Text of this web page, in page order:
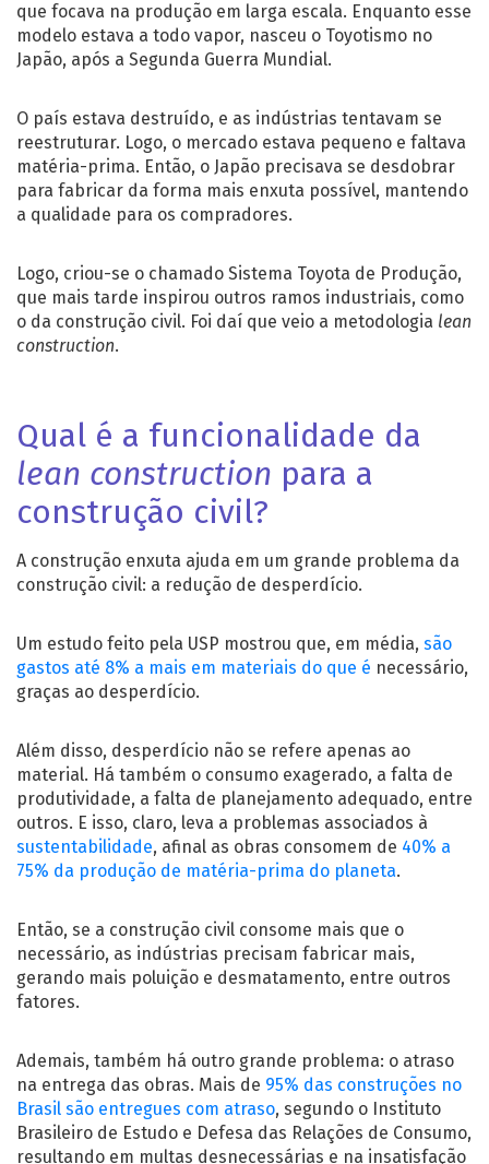
que focava na produção em larga escala. Enquanto esse
modelo estava a todo vapor, nasceu o Toyotismo no
Japão, após a Segunda Guerra Mundial.
O país estava destruído, e as indústrias tentavam se
reestruturar. Logo, o mercado estava pequeno e faltava
matéria-prima. Então, o Japão precisava se desdobrar
para fabricar da forma mais enxuta possível, mantendo
a qualidade para os compradores.
Logo, criou-se o chamado Sistema Toyota de Produção,
que mais tarde inspirou outros ramos industriais, como
o da construção civil. Foi daí que veio a metodologia lean
construction.
Qual é a funcionalidade da
lean construction para a
construção civil?
A construção enxuta ajuda em um grande problema da
construção civil: a redução de desperdício.
Um estudo feito pela USP mostrou que, em média, são
gastos até 8% a mais em materiais do que é necessário,
graças ao desperdício.
Além disso, desperdício não se refere apenas ao
material. Há também o consumo exagerado, a falta de
produtividade, a falta de planejamento adequado, entre
outros. E isso, claro, leva a problemas associados à
sustentabilidade, afinal as obras consomem de 40% a
75% da produção de matéria-prima do planeta.
Então, se a construção civil consome mais que o
necessário, as indústrias precisam fabricar mais,
gerando mais poluição e desmatamento, entre outros
fatores.
Ademais, também há outro grande problema: o atraso
na entrega das obras. Mais de 95% das construções no
Brasil são entregues com atraso, segundo o Instituto
Brasileiro de Estudo e Defesa das Relações de Consumo,
resultando em multas desnecessárias e na insatisfação